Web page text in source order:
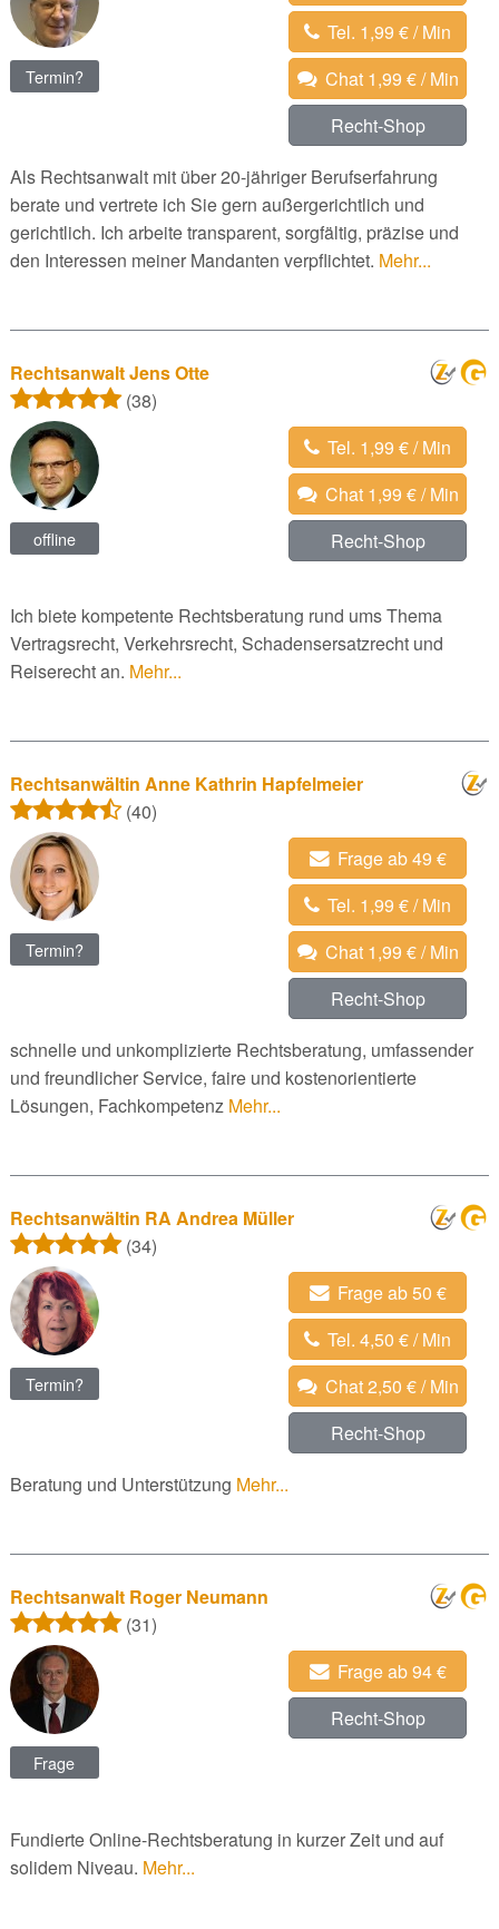
Termin?
Tel. 1,99 € / Min
Chat 1,99 € / Min
Recht-Shop
Als Rechtsanwalt mit über 20-jähriger Berufserfahrung
berate und vertrete ich Sie gern außergerichtlich und
gerichtlich. Ich arbeite transparent, sorgfältig, präzise und
den Interessen meiner Mandanten verpflichtet. Mehr...
Rechtsanwalt Jens Otte
(38)
offline
Tel. 1,99 € / Min
Chat 1,99 € / Min
Recht-Shop
Ich biete kompetente Rechtsberatung rund ums Thema
Vertragsrecht, Verkehrsrecht, Schadensersatzrecht und
Reiserecht an. Mehr...
Rechtsanwältin Anne Kathrin Hapfelmeier
(40)
Termin?
Frage ab 49 €
Tel. 1,99 € / Min
Chat 1,99 € / Min
Recht-Shop
schnelle und unkomplizierte Rechtsberatung, umfassender
und freundlicher Service, faire und kostenorientierte
Lösungen, Fachkompetenz Mehr...
Rechtsanwältin RA Andrea Müller
(34)
Termin?
Frage ab 50 €
Tel. 4,50 € / Min
Chat 2,50 € / Min
Recht-Shop
Beratung und Unterstützung Mehr...
Rechtsanwalt Roger Neumann
(31)
Frage
Frage ab 94 €
Recht-Shop
Fundierte Online-Rechtsberatung in kurzer Zeit und auf
solidem Niveau. Mehr...